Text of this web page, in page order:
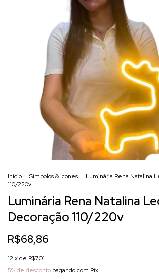
Início . Simbolos & Icones . Luminária Rena Natalina
110/220v
Luminária Rena Natalina
Decoração 110/220v
R$68,86
12 x de R$7,01
5% de desconto pagando com Pix